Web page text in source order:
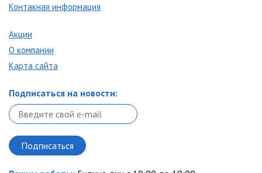
Контакная информация
Акции
О компании
Карта сайта
Подписаться на новости: